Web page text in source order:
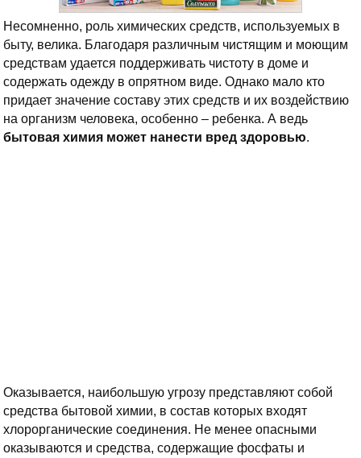
Несомненно, роль химических средств, используемых в
быту, велика. Благодаря различным чистящим и моющим
средствам удается поддерживать чистоту в доме и
содержать одежду в опрятном виде. Однако мало кто
придает значение составу этих средств и их воздействию
на организм человека, особенно – ребенка. А ведь
бытовая химия может нанести вред здоровью.
Оказывается, наибольшую угрозу представляют собой
средства бытовой химии, в состав которых входят
хлорорганические соединения. Не менее опасными
оказываются и средства, содержащие фосфаты и